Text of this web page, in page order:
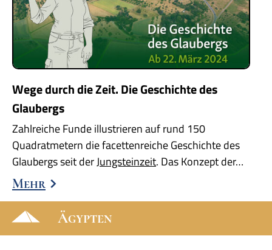
Wege durch die Zeit. Die Geschichte des
Glaubergs
Zahlreiche Funde illustrieren auf rund 150
Quadratmetern die facettenreiche Geschichte des
Glaubergs seit derJungsteinzeit. Das Konzept der…
Mehr
Ägypten